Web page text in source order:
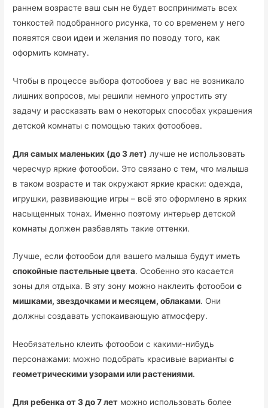
раннем возрасте ваш сын не будет воспринимать всех
тонкостей подобранного рисунка, то со временем у него
появятся свои идеи и желания по поводу того, как
оформить комнату.
Чтобы в процессе выбора фотообоев у вас не возникало
лишних вопросов, мы решили немного упростить эту
задачу и рассказать вам о некоторых способах украшения
детской комнаты с помощью таких фотообоев.
Для самых маленьких (до 3 лет) лучше не использовать
чересчур яркие фотообои. Это связано с тем, что малыша
в таком возрасте и так окружают яркие краски: одежда,
игрушки, развивающие игры – всё это оформлено в ярких
насыщенных тонах. Именно поэтому интерьер детской
комнаты должен разбавлять такие оттенки.
Лучше, если фотообои для вашего малыша будут иметь
спокойные пастельные цвета. Особенно это касается
зоны для отдыха. В эту зону можно наклеить фотообоис
мишками, звездочками и месяцем, облаками. Они
должны создавать успокаивающую атмосферу.
Необязательно клеить фотообои с какими-нибудь
персонажами: можно подобрать красивые вариантыс
геометрическими узорами или растениями.
Для ребенка от 3 до 7 лет можно использовать более